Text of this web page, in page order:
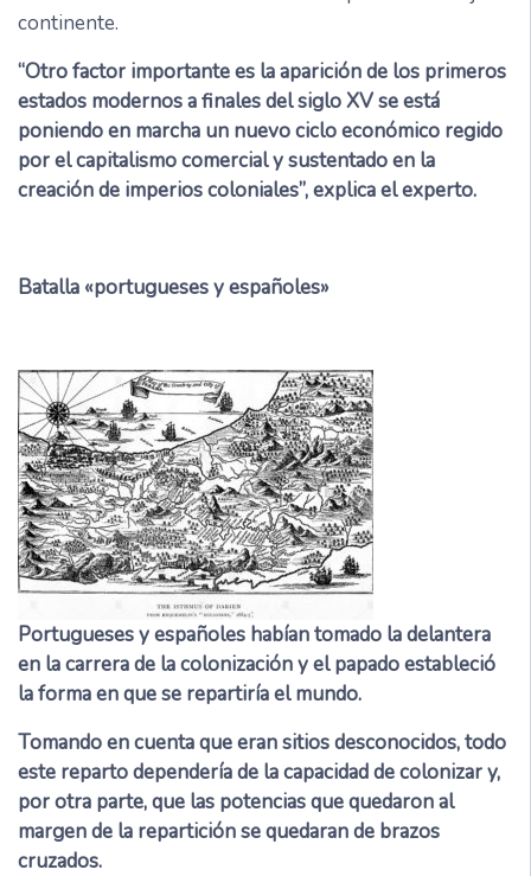
continente.
“Otro factor importante es la aparición de los primeros
estados modernos a finales del siglo XV se está
poniendo en marcha un nuevo ciclo económico regido
por el capitalismo comercial y sustentado en la
creación de imperios coloniales”, explica el experto.
Batalla «portugueses y españoles»
Portugueses y españoles habían tomado la delantera
en la carrera de la colonización y el papado estableció
la forma en que se repartiría el mundo.
Tomando en cuenta que eran sitios desconocidos, todo
este reparto dependería de la capacidad de colonizar y,
por otra parte, que las potencias que quedaron al
margen de la repartición se quedaran de brazos
cruzados.